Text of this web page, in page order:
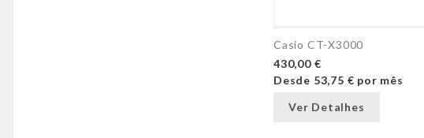
Casio CT-X3000
430,00 €
Desde 53,75 € por mês
Ver Detalhes